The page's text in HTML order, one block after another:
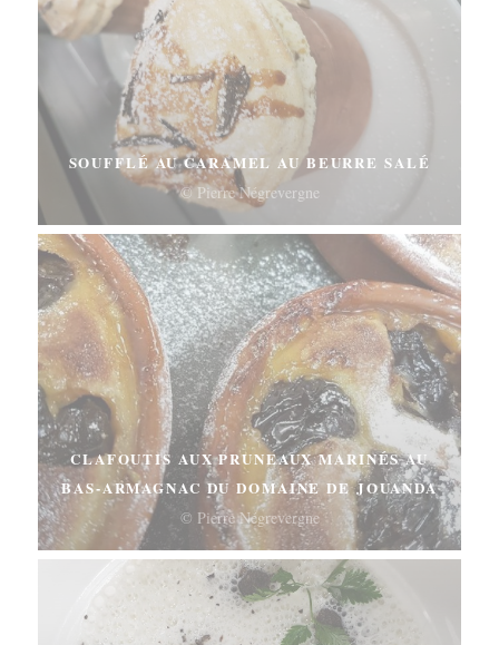
SOUFFLÉ AU CARAMEL AU BEURRE SALÉ
© Pierre Négrevergne
CLAFOUTIS AUX PRUNEAUX MARINÉS AU
BAS-ARMAGNAC DU DOMAINE DE JOUANDA
© Pierre Négrevergne